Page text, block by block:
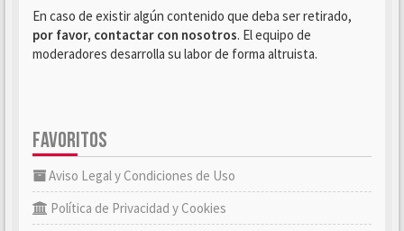
En caso de existir algún contenido que deba ser retirado,
por favor, contactar con nosotros. El equipo de
moderadores desarrolla su labor de forma altruista.
FAVORITOS
Aviso Legal y Condiciones de Uso
Política de Privacidad y Cookies